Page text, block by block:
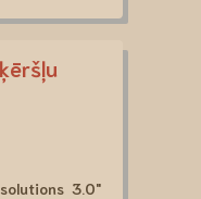
3.0"